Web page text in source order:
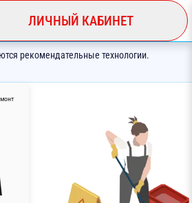
ЛИЧНЫЙ КАБИНЕТ
рекомендательные технологии.